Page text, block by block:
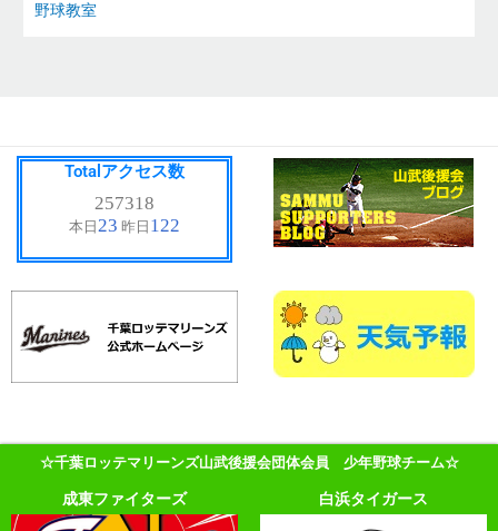
野球教室
Totalアクセス数
☆千葉ロッテマリーンズ山武後援会団体会員 少年野球チーム☆
成東ファイターズ 白浜タイガース